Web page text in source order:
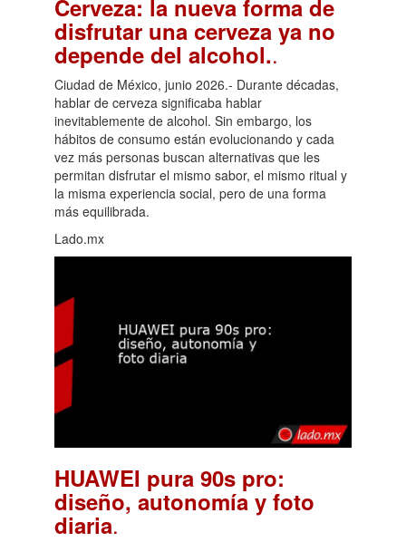
Cerveza: la nueva forma de
disfrutar una cerveza ya no
depende del alcohol..
Ciudad de México, junio 2026.- Durante décadas,
hablar de cerveza significaba hablar
inevitablemente de alcohol. Sin embargo, los
hábitos de consumo están evolucionando y cada
vez más personas buscan alternativas que les
permitan disfrutar el mismo sabor, el mismo ritual y
la misma experiencia social, pero de una forma
más equilibrada.
Lado.mx
HUAWEI pura 90s pro:
diseño, autonomía y foto
diaria.